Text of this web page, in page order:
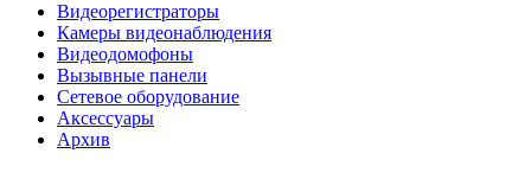
Видеорегистраторы
Камеры видеонаблюдения
Видеодомофоны
Вызывные панели
Сетевое оборудование
Аксессуары
Архив